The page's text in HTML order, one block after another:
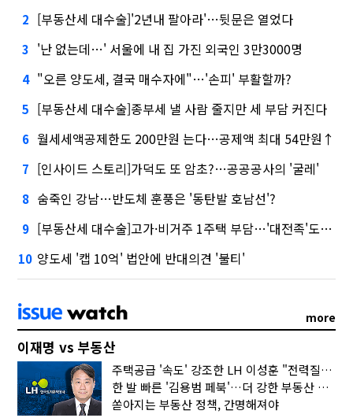
2 [부동산세 대수술]'2년내 팔아라'…뒷문은 열었다
3 '난 없는데…' 서울에 내 집 가진 외국인 3만3000명
4 "오른 양도세, 결국 매수자에"…'손피' 부활할까?
5 [부동산세 대수술]종부세 낼 사람 줄지만 세 부담 커진다
6 월세세액공제한도 200만원 는다…공제액 최대 54만원↑
7 [인사이드 스토리]가덕도 또 암초?…공공공사의 '굴레'
8 숨죽인 강남…반도체 훈풍은 '동탄발 호남선'?
9 [부동산세 대수술]고가·비거주 1주택 부담…'대전족'도 불똥
10 양도세 '캡 10억' 법안에 반대의견 '불티'
more
이재명 vs 부동산
주택공급 '속도' 강조한 LH 이성훈 "전력질주해야"
한 발 빠른 '김용범 페북'…더 강한 부동산 규제 나오나
쏟아지는 부동산 정책, 간명해져야